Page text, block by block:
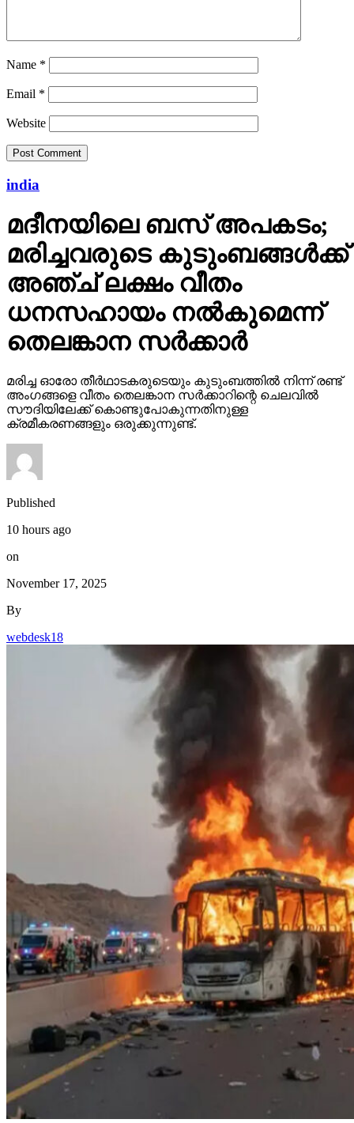
Name *
Email *
Website
india
മദീനയിലെ ബസ് അപകടം;
മരിച്ചവരുടെ കുടുംബങ്ങള്‍ക്ക്
അഞ്ച് ലക്ഷം വീതം
ധനസഹായം നല്‍കുമെന്ന്
തെലങ്കാന സര്‍ക്കാര്‍
മരിച്ച ഓരോ തീര്‍ഥാടകരുടെയും കുടുംബത്തില്‍ നിന്ന് രണ്ട്
അംഗങ്ങളെ വീതം തെലങ്കാന സര്‍ക്കാറിന്റെ ചെലവില്‍
സൗദിയിലേക്ക് കൊണ്ടുപോകുന്നതിനുള്ള
ക്രമീകരണങ്ങളും ഒരുക്കുന്നുണ്ട്.
Published
10 hours ago
on
November 17, 2025
By
webdesk18